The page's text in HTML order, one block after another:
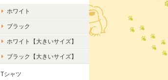
ホワイト
ブラック
ホワイト【大きいサイズ】
ブラック【大きいサイズ】
Tシャツ